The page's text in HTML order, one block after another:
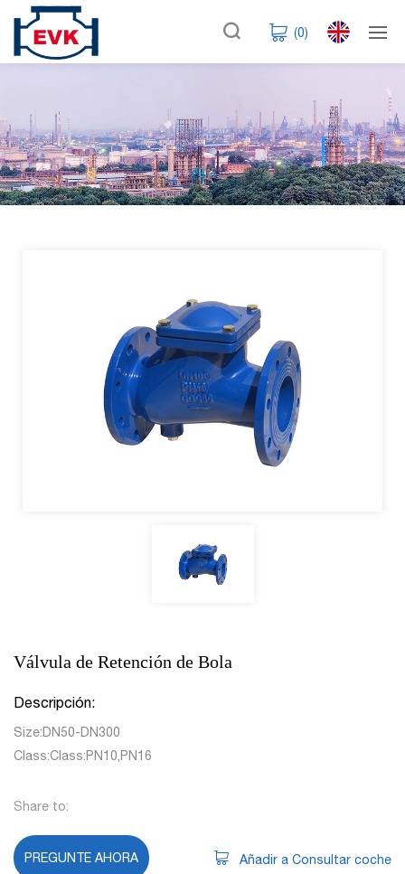
(0)
Válvula de Retención de Bola
Descripción:
Size:DN50-DN300
Class:Class:PN10,PN16
Share to:
PREGUNTE AHORA Añadir a Consultar coche